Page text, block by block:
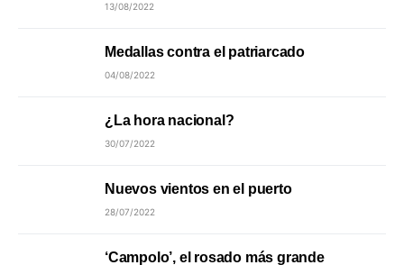
13/08/2022
Medallas contra el patriarcado
04/08/2022
¿La hora nacional?
30/07/2022
Nuevos vientos en el puerto
28/07/2022
‘Campolo’, el rosado más grande